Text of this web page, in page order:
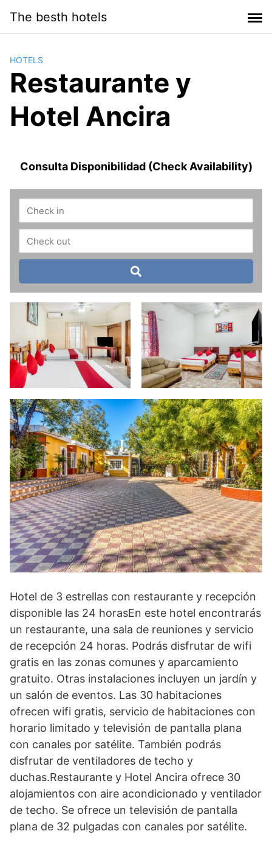
contenido
The besth hotels
HOTELS
Restaurante y
Hotel Ancira
Consulta Disponibilidad (Check Availability)
Hotel de 3 estrellas con restaurante y recepción
disponible las 24 horasEn este hotel encontrarás
un restaurante, una sala de reuniones y servicio
de recepción 24 horas. Podrás disfrutar de wifi
gratis en las zonas comunes y aparcamiento
gratuito. Otras instalaciones incluyen un jardín y
un salón de eventos. Las 30 habitaciones
ofrecen wifi gratis, servicio de habitaciones con
horario limitado y televisión de pantalla plana
con canales por satélite. También podrás
disfrutar de ventiladores de techo y
duchas.Restaurante y Hotel Ancira ofrece 30
alojamientos con aire acondicionado y ventilador
de techo. Se ofrece un televisión de pantalla
plana de 32 pulgadas con canales por satélite.